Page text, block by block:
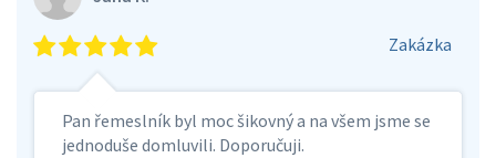
Zakázka
Pan řemeslník byl moc šikovný a na všem jsme se
jednoduše domluvili. Doporučuji.